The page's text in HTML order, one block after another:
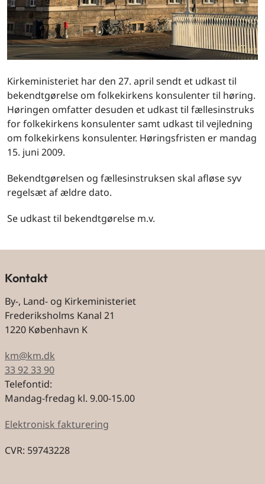
Kirkeministeriet har den 27. april sendt et udkast til
bekendtgørelse om folkekirkens konsulenter til høring.
Høringen omfatter desuden et udkast til fællesinstruks
for folkekirkens konsulenter samt udkast til vejledning
om folkekirkens konsulenter. Høringsfristen er mandag
15. juni 2009.
Bekendtgørelsen og fællesinstruksen skal afløse syv
regelsæt af ældre dato.
Se udkast til bekendtgørelse m.v.
Kontakt
By-, Land- og Kirkeministeriet
Frederiksholms Kanal 21
1220 København K
km@km.dk
33 92 33 90
Telefontid:
Mandag-fredag kl. 9.00-15.00
Elektronisk fakturering
CVR: 59743228